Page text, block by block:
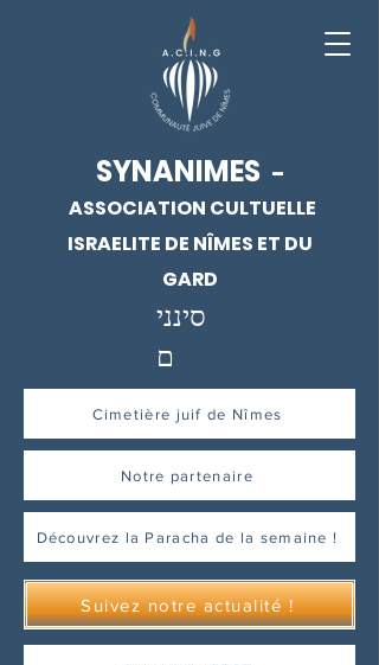
SYNANIMES -
ASSOCIATION CULTUELLE
ISRAELITE DE NÎMES ET DU
GARD
סינני
ם
Cimetière juif de Nîmes
Notre partenaire
Découvrez la Paracha de la semaine !
Suivez notre actualité !